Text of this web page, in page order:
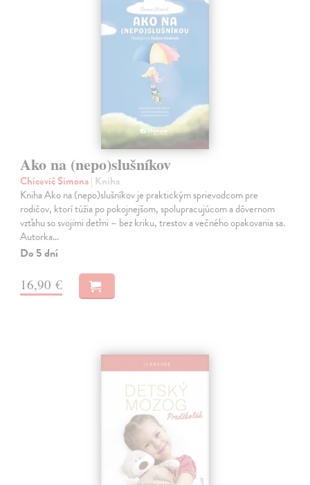
Ako na (nepo)slušníkov
Chicevič Simona| Kniha
Kniha Ako na (nepo)slušníkov je praktickým sprievodcom pre
rodičov, ktorí túžia po pokojnejšom, spolupracujúcom a dôvernom
vzťahu so svojimi deťmi – bez kriku, trestov a večného opakovania sa.
Autorka…
Do 5 dní
16,90 €